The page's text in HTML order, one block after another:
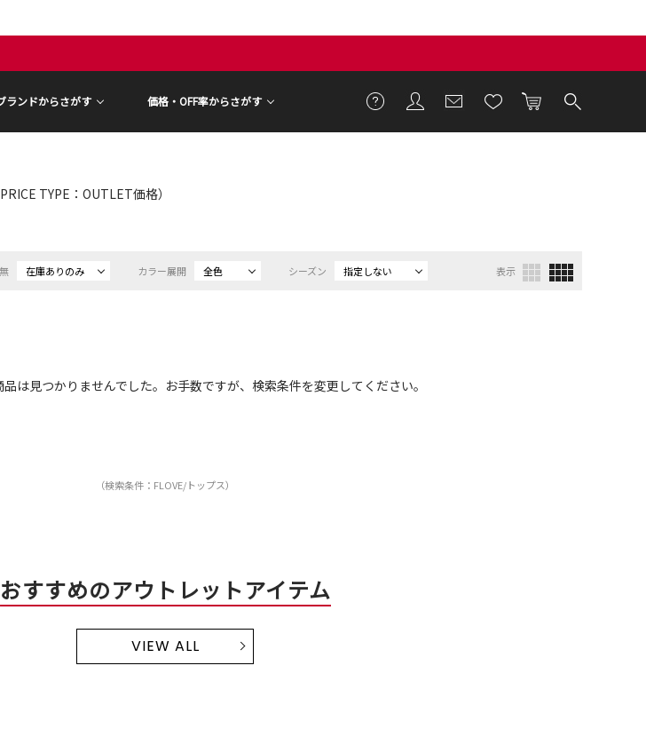
ランドからさがす 価格・OFF率からさがす
TYPE：OUTLET価格）
在庫ありのみ カラー展開 全色 シーズン 指定しない 表示
は見つかりませんでした。お手数ですが、検索条件を変更してください。
（検索条件：FLOVE/トップス）
おすすめのアウトレットアイテム
VIEW ALL